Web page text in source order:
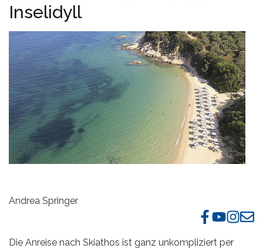
Thailand
Zypern
Mykonos
Naxos
Paros
Patmos
Pilion
Santorin
Sifnos
Inselidyll
Andrea Springer
Die Anreise nach Skiathos ist ganz unkompliziert per